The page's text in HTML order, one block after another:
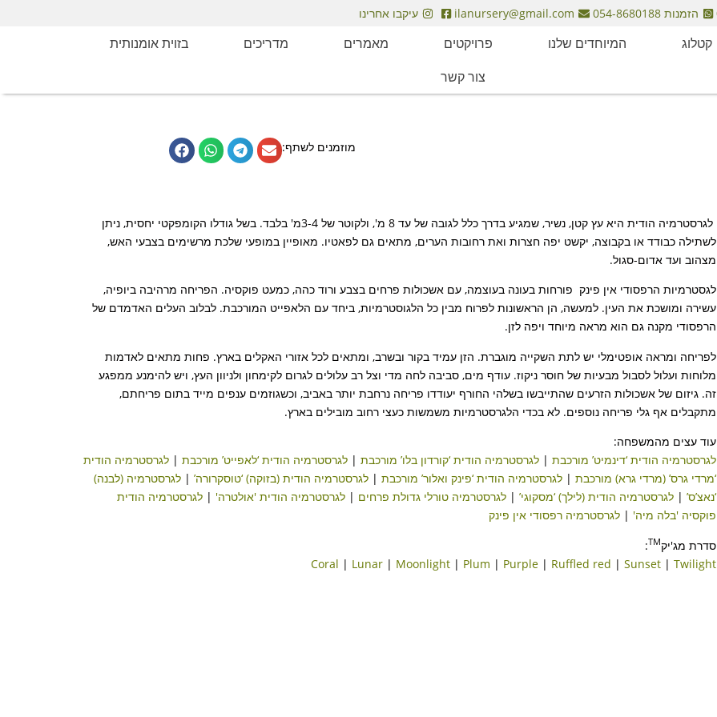
הזמנות 054-8680188 ilanursery@gmail.com עיקבו אחרינו
קטלוג המיוחדים שלנו פרויקטים מאמרים מדריכים
בזוית אומנותית
צור קשר
מוזמנים לשתף:
לגרסטרמיה הודית היא עץ קטן, נשיר, שמגיע בדרך כלל לגובה של עד 8 מ', ולקוטר של 3-4מ' בלבד. בשל גודלו הקומפקטי יחסית, ניתן
לשתילה כבודד או בקבוצה, יקשט יפה חצרות ואת רחובות הערים, מתאים גם לפאטיו. מאופיין במופעי שלכת מרשימים בצבעי האש,
מצהוב ועד אדום-סגול.
לגסטרמיות הרפסודי אין פינק פורחות בעונה בעוצמה, עם אשכולות פרחים בצבע ורוד כהה, כמעט פוקסיה. הפריחה מרהיבה ביופיה,
עשירה ומושכת את העין. למעשה, הן הראשונות לפרוח מבין כל הלגוסטרמיות, ביחד עם הלאפייט המורכבת. לבלוב העלים האדמדם של
הרפסודי מקנה גם הוא מראה מיוחד ויפה לזן.
לפריחה ומראה אופטימלי יש לתת השקייה מוגברת. הזן עמיד בקור ובשרב, ומתאים לכל אזורי האקלים בארץ. פחות מתאים לאדמות
מלוחות ועלול לסבול מבעיות של חוסר ניקוז. עודף מים, סביבה לחה מדי וצל רב עלולים לגרום לקימחון ולניוון העץ, ויש להימנע ממפגע
זה. גיזום של אשכולות הזרעים שהתייבשו בשלהי החורף יעודדו פריחה נרחבת יותר באביב, וכשגוזמים ענפים מייד בתום פריחתם,
מתקבלים אף גלי פריחה נוספים. לא בכדי הלגרסטרמיות משמשות כעצי רחוב מובילים בארץ.
עוד עצים מהמשפחה:
לגרסטרמיה הודית ‘דינמיט’ מורכבת |לגרסטרמיה הודית ‘קורדון בלו’ מורכבת |לגרסטרמיה הודית ‘לאפייט’ מורכבת |לגרסטרמיה הודית
‘מרדי גרס’ (מרדי גרא) מורכבת |לגרסטרמיה הודית ‘פינק ואלור’ מורכבת |לגרסטרמיה הודית (בזוקה) ‘טוסקרורה’ |לגרסטרמיה (לבנה)
‘נאצ’ס’ |לגרסטרמיה הודית (לילך) ‘מסקוגי’ |לגרסטרמיה טורלי גדולת פרחים |לגרסטרמיה הודית 'אולטרה' |לגרסטרמיה הודית
פוקסיה 'בלה מיה' |לגרסטרמיה רפסודי אין פינק
סדרת מג'יקTM
:
Coral | Lunar| Moonlight| Plum | Purple| Ruffled red | Sunset| Twilight